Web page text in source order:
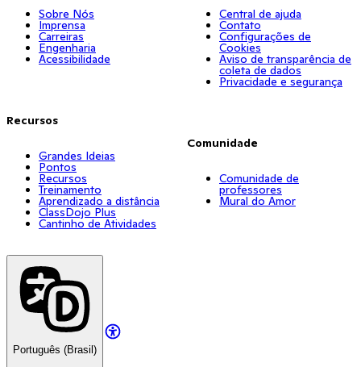
Sobre Nós
Imprensa
Carreiras
Engenharia
Acessibilidade
Recursos
Grandes Ideias
Pontos
Recursos
Treinamento
Aprendizado a distância
ClassDojo Plus
Cantinho de Atividades
Central de ajuda
Contato
Configurações de
Cookies
Aviso de transparência de
coleta de dados
Privacidade e segurança
Comunidade
Comunidade de
professores
Mural do Amor
Português (Brasil)